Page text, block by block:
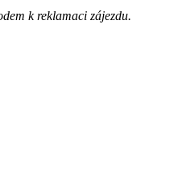
k reklamaci zájezdu.